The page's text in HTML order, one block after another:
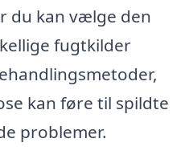
du kan vælge den
fugtkilder
kan føre til spildte
problemer.